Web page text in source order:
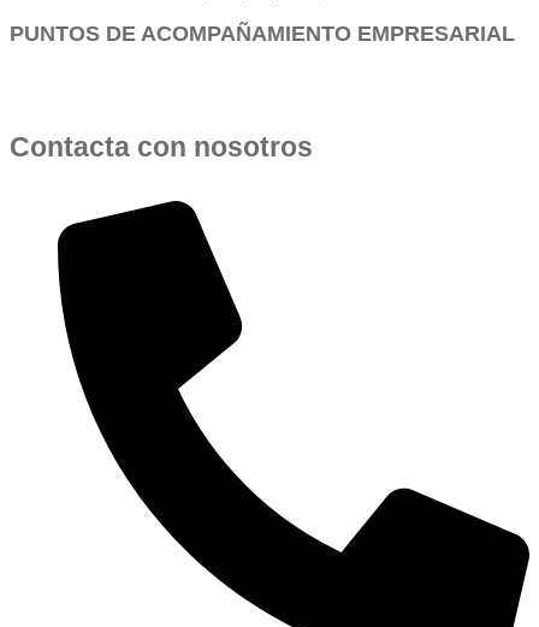
PUNTOS DE ACOMPAÑAMIENTO EMPRESARIAL
Contacta con nosotros